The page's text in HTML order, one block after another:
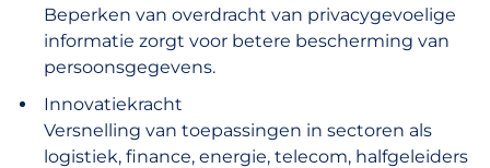
Beperken van overdracht van privacygevoelige
informatie zorgt voor betere bescherming van
persoonsgegevens.
Innovatiekracht
Versnelling van toepassingen in sectoren als
logistiek, finance, energie, telecom, halfgeleiders